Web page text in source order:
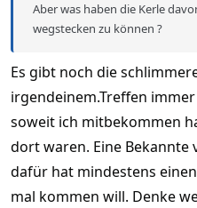
Aber was haben die Kerle
wegstecken zu können ?
Es gibt noch die
irgendeinem.Treffen
soweit ich mitbekommen
dort waren. Eine Bekannte
dafür hat mindestens
mal kommen will. Denke